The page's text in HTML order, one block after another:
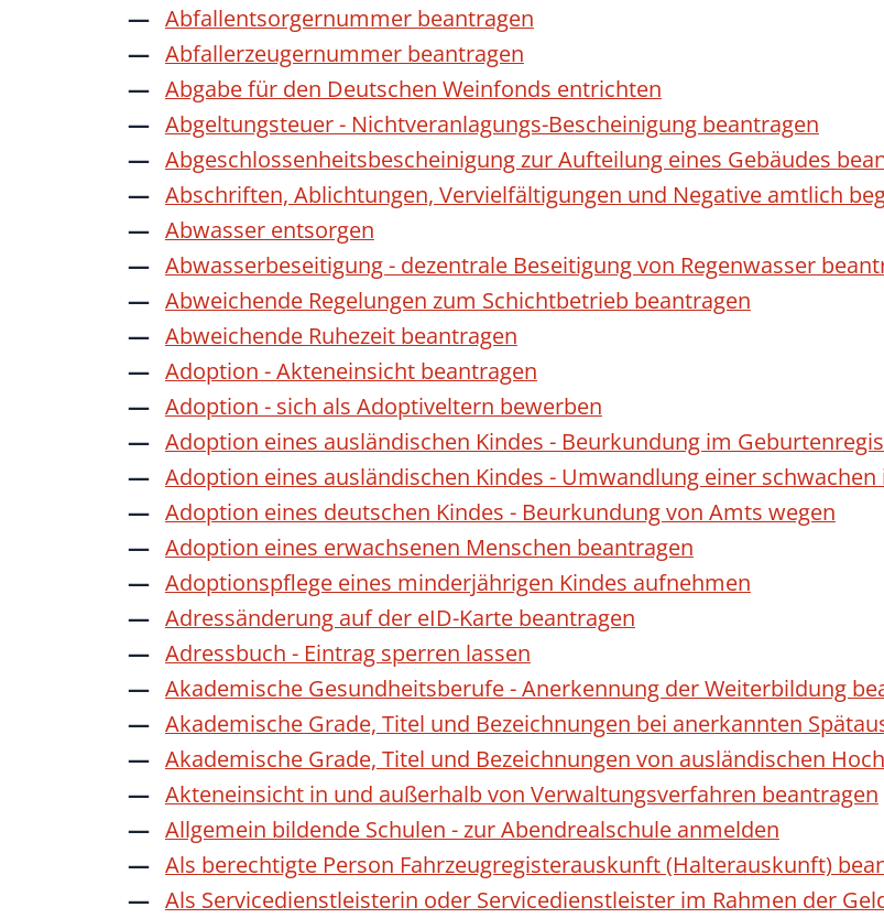
Abfallentsorgernummer beantragen
Abfallerzeugernummer beantragen
Abgabe für den Deutschen Weinfonds entrichten
Abgeltungsteuer - Nichtveranlagungs-Bescheinigung beantragen
Abgeschlossenheitsbescheinigung zur Aufteilung eines Gebäudes
Abschriften, Ablichtungen, Vervielfältigungen und Negative amtlich
Abwasser entsorgen
Abwasserbeseitigung - dezentrale Beseitigung von Regenwasser
Abweichende Regelungen zum Schichtbetrieb beantragen
Abweichende Ruhezeit beantragen
Adoption - Akteneinsicht beantragen
Adoption - sich als Adoptiveltern bewerben
Adoption eines ausländischen Kindes - Beurkundung im
Adoption eines ausländischen Kindes - Umwandlung einer
Adoption eines deutschen Kindes - Beurkundung von Amts wegen
Adoption eines erwachsenen Menschen beantragen
Adoptionspflege eines minderjährigen Kindes aufnehmen
Adressänderung auf der eID-Karte beantragen
Adressbuch - Eintrag sperren lassen
Akademische Gesundheitsberufe - Anerkennung der Weiterbildung
Akademische Grade, Titel und Bezeichnungen bei anerkannten
Akademische Grade, Titel und Bezeichnungen von ausländischen
Akteneinsicht in und außerhalb von Verwaltungsverfahren beantragen
Allgemein bildende Schulen - zur Abendrealschule anmelden
Als berechtigte Person Fahrzeugregisterauskunft (Halterauskunft)
Als Servicedienstleisterin oder Servicedienstleister im Rahmen der